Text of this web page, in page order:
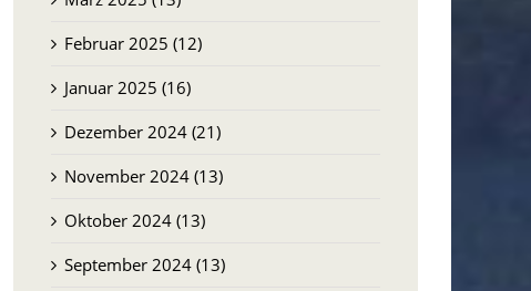
Februar 2025 (12)
Januar 2025 (16)
Dezember 2024 (21)
November 2024 (13)
Oktober 2024 (13)
September 2024 (13)